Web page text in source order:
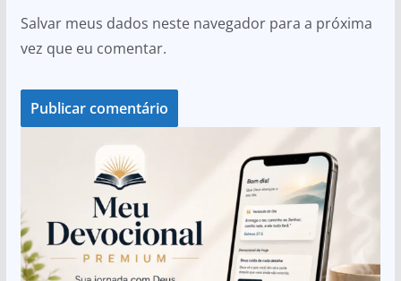
Salvar meus dados neste navegador para a próxima
vez que eu comentar.